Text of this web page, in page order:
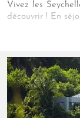
Vivez les
découvrir ! En
et Praslin, vous